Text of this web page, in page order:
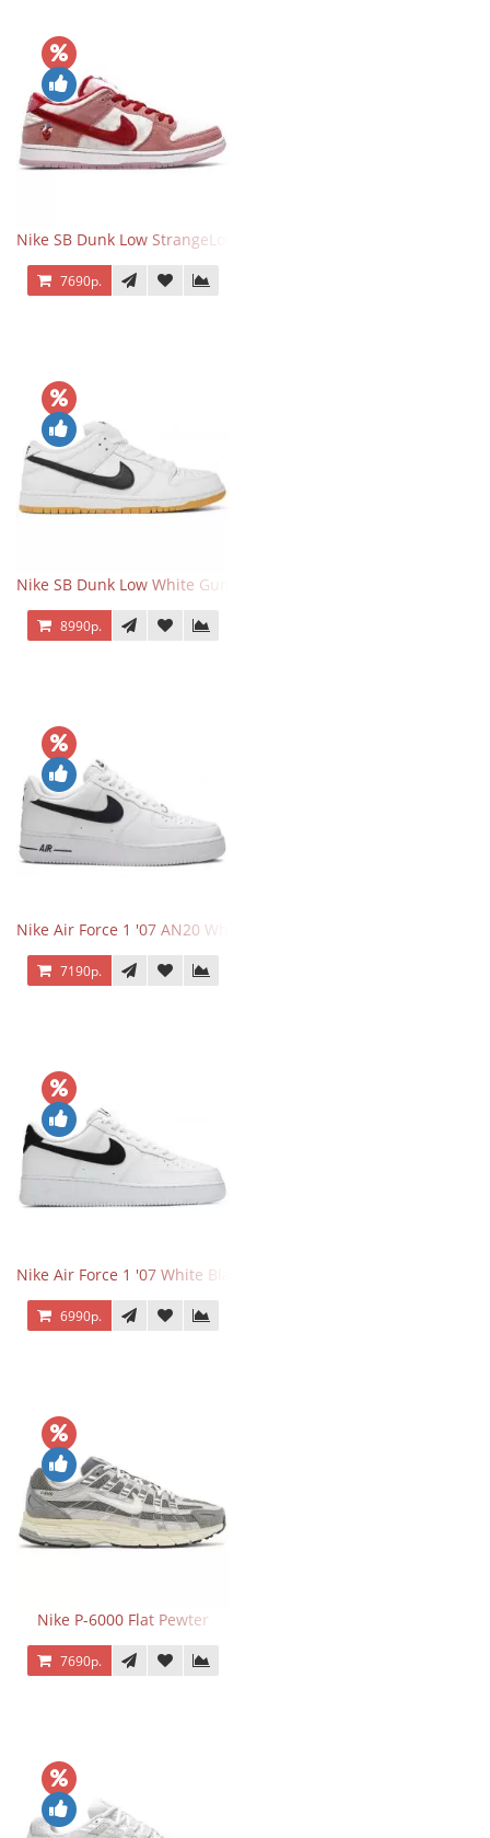
Nike SB Dunk Low StrangeLove Valentine's Day
7690р.
Nike SB Dunk Low White Gum
8990р.
Nike Air Force 1 '07 AN20 White Black
7190р.
Nike Air Force 1 '07 White Black
6990р.
Nike P-6000 Flat Pewter
7690р.